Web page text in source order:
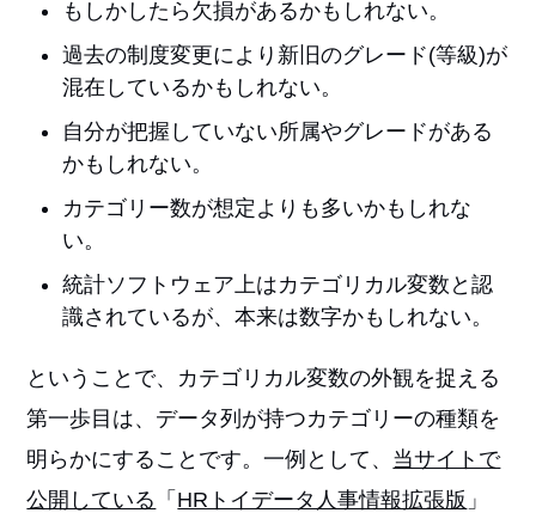
もしかしたら欠損があるかもしれない。
過去の制度変更により新旧のグレード(等級)が
混在しているかもしれない。
自分が把握していない所属やグレードがある
かもしれない。
カテゴリー数が想定よりも多いかもしれな
い。
統計ソフトウェア上はカテゴリカル変数と認
識されているが、本来は数字かもしれない。
ということで、カテゴリカル変数の外観を捉える
第一歩目は、データ列が持つカテゴリーの種類を
明らかにすることです。一例として、 当サイトで
公開している 「 HRトイデータ人事情報拡張版 」